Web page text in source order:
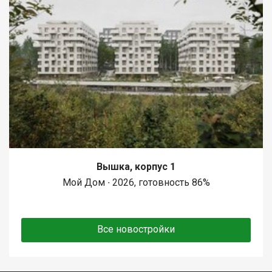
Вышка, корпус 1
Мой Дом ∙ 2026, готовность 86%
Все новостройки